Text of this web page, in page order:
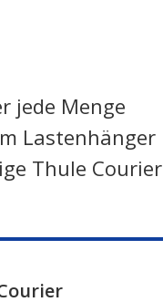
jede Menge
Lastenhänger
Thule Courier